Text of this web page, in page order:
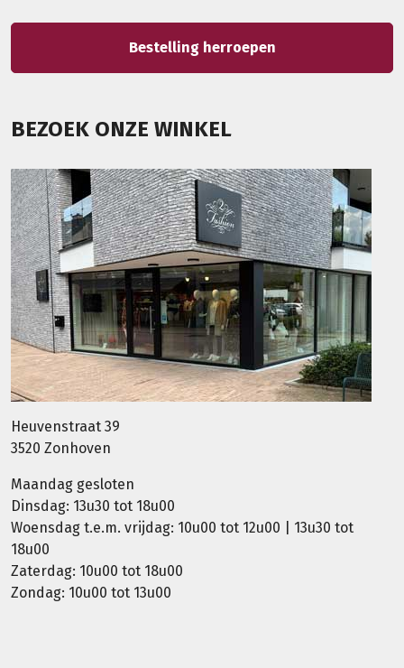
Bestelling herroepen
BEZOEK ONZE WINKEL
Heuvenstraat 39
3520 Zonhoven
Maandag gesloten
Dinsdag: 13u30 tot 18u00
Woensdag t.e.m. vrijdag: 10u00 tot 12u00 | 13u30 tot
18u00
Zaterdag: 10u00 tot 18u00
Zondag: 10u00 tot 13u00